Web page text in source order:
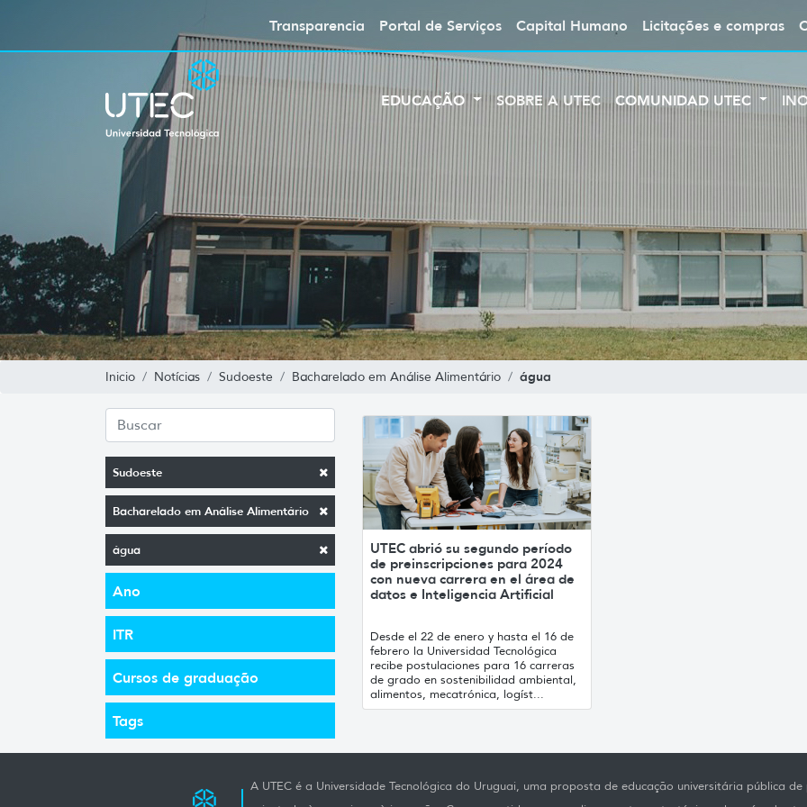
Transparencia Portal de Serviços Capital Humano Licitações e compras
EDUCAÇÃO SOBRE A UTEC COMUNIDAD UTEC
Inicio Notícias Sudoeste Bacharelado em Análise Alimentário água
Sudoeste
Bacharelado em Análise Alimentário
água
Ano
ITR
Cursos de graduação
Tags
UTEC abrió su segundo período
de preinscripciones para 2024
con nueva carrera en el área de
datos e Inteligencia Artificial
Desde el 22 de enero y hasta el 16 de
febrero la Universidad Tecnológica
recibe postulaciones para 16 carreras
de grado en sostenibilidad ambiental,
alimentos, mecatrónica, logíst...
A UTEC é a Universidade Tecnológica do Uruguai, uma proposta de educação universitária pública